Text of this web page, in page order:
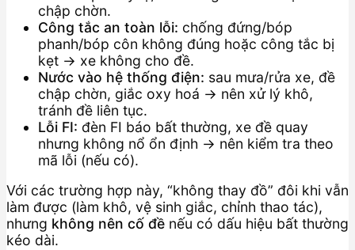
chập chờn.
Công tắc an toàn lỗi: chống đứng/bóp
phanh/bóp côn không đúng hoặc công tắc bị
kẹt → xe không cho đề.
Nước vào hệ thống điện: sau mưa/rửa xe, đề
chập chờn, giắc oxy hoá → nên xử lý khô,
tránh đề liên tục.
Lỗi FI: đèn FI báo bất thường, xe đề quay
nhưng không nổ ổn định → nên kiểm tra theo
mã lỗi (nếu có).
Với các trường hợp này, “không thay đồ” đôi khi vẫn
làm được (làm khô, vệ sinh giắc, chỉnh thao tác),
nhưng không nên cố đề nếu có dấu hiệu bất thường
kéo dài.